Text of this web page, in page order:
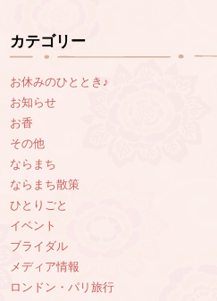
カテゴリー
お休みのひととき♪
お知らせ
お香
その他
ならまち
ならまち散策
ひとりごと
イベント
ブライダル
メディア情報
ロンドン・パリ旅行